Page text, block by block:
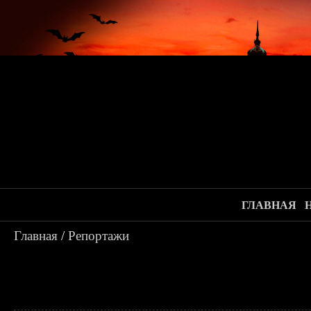
ГЛАВНАЯ
Главная /Репортажи